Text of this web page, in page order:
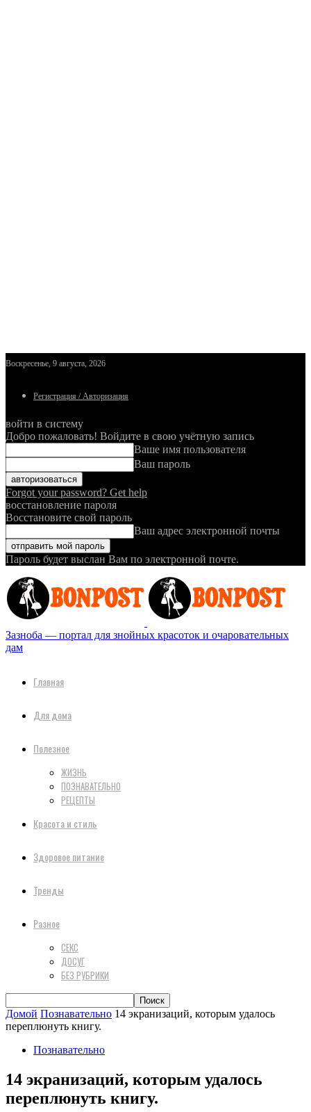
Воскресенье, 9 августа, 2026
Регистрация / Авторизация
войти в систему
Добро пожаловать! Войдите в свою учётную запись
Ваше имя пользователя
Ваш пароль
Forgot your password? Get help
восстановление пароля
Восстановите свой пароль
Ваш адрес электронной почты
Пароль будет выслан Вам по электронной почте.
Зазноба — портал для знойных красоток и очаровательных
дам
Главная
Для дома
Полезное
ЖИЗНЬ
ПОЗНАВАТЕЛЬНО
РЕЦЕПТЫ
Красота и стиль
Здоровое питание
Тренды
Разное
СЕКС
ДОСУГ
БЕЗ РУБРИКИ
Домой Познавательно 14 экранизаций, которым удалось
переплюнуть книгу.
Познавательно
14 экранизаций, которым удалось
переплюнуть книгу.